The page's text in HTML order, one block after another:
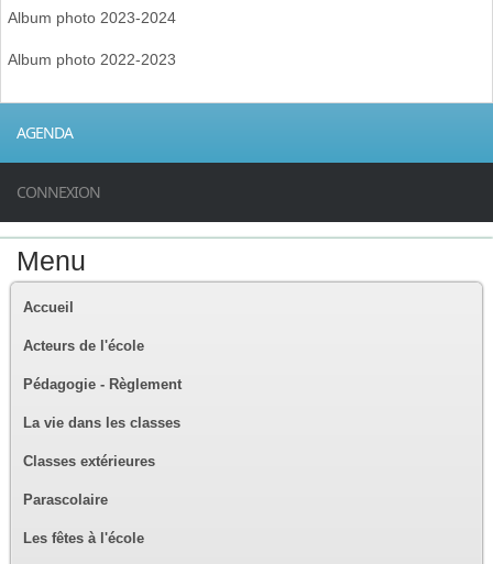
Album photo 2023-2024
Album photo 2022-2023
AGENDA
CONNEXION
Menu
Accueil
Acteurs de l'école
Pédagogie - Règlement
La vie dans les classes
Classes extérieures
Parascolaire
Les fêtes à l'école